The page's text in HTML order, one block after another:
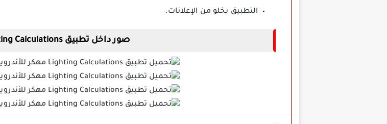
التطبيق يخلو من الإعلانات.
صور داخل تطبيق Lighting Calculations مهكر